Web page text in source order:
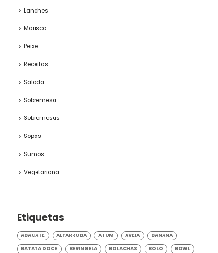
Lanches
Marisco
Peixe
Receitas
Salada
Sobremesa
Sobremesas
Sopas
Sumos
Vegetariana
Etiquetas
ABACATE ALFARROBA ATUM AVEIA
BANANA
BATATA DOCE
BERINGELA BOLACHAS BOLO
BOWL